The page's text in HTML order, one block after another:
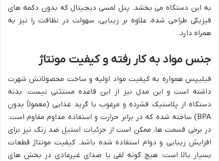
به این دستگاه می بخشد. پنل لمسی دیجیتال که بدون دکمه های
فیزیکی طراحی شده، علاوه بر زیبایی، سهولت در نظافت را نیز به
همراه دارد.
جنس مواد به کار رفته و کیفیت مونتاژ
فیلیپس همواره به کیفیت مواد اولیه و ساخت محصولاتش شهرت
داشته است و این مدل نیز از این قاعده مستثنی نیست. بدنه
دستگاه از پلاستیک فشرده و مرغوب با گرید غذایی (معمولاً بدون
BPA) ساخته شده که در برابر حرارت و استفاده مداوم مقاوم است.
در برخی قسمت ها، ممکن است از جزئیات استیل ضد زنگ نیز برای
افزایش زیبایی و دوام استفاده شده باشد. کیفیت مونتاژ قطعات
بسیار بالا است؛ هیچ گونه لقی یا صدای غیرعادی در بخش های